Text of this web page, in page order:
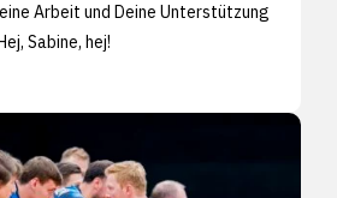
Arbeit und Deine Unterstützung
Sabine, hej!